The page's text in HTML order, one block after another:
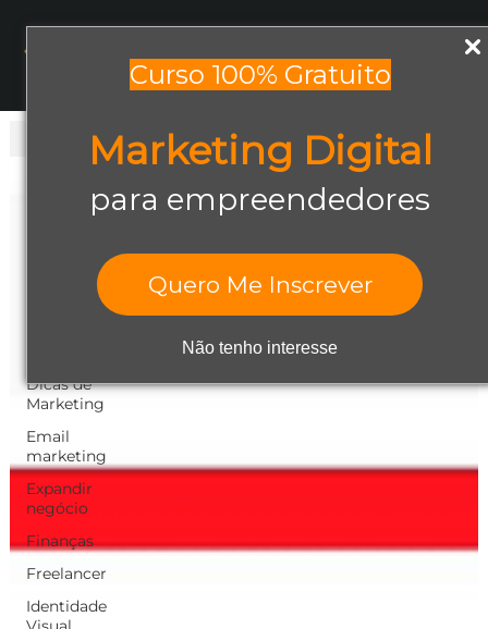
Curso 100% Gratuito
Marketing Digital
para empreendedores
Quero Me Inscrever
Não tenho interesse
Abrir negócio
Design Gráfico
Dicas de
Marketing
Email
marketing
Expandir
negócio
Finanças
Freelancer
Identidade
Todos os posts